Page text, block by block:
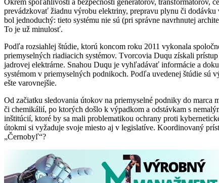
prevádzkovať žiadnu výrobu elektriny, prepravu plynu či
bol jednoduchý: tieto systému nie sú (pri správne navrhnutej
To je už minulosť.
Podľa rozsiahlej štúdie, ktorú koncom roku 2011 vykonala
priemyselných riadiacich systémov. Tvorcovia Duqu získali
jadrovej elektrárne. Snahou Duqu je vyhľadávať informácie a
systémom v priemyselných podnikoch. Podľa uvedenej štúdie sú
ešte varovnejšie.
Od začiatku sledovania útokov na priemyselné podniky do marca
či chemikálií, po ktorých došlo k výpadkom a odstávkam s
inštitúcií, ktoré by sa mali problematikou ochrany proti
útokmi si vyžaduje svoje miesto aj v legislatíve. Koordinovaný
„Černobyľ“?